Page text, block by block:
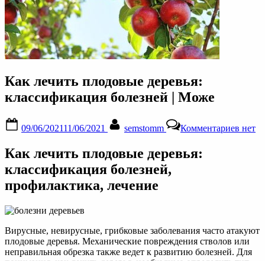
Как лечить плодовые деревья:
классификация болезней | Може
on
09/06/202111/06/2021 semstomm Комментариев нет
Как лечить плодовые деревья:
классификация болезней,
профилактика, лечение
Вирусные, невирусные, грибковые заболевания часто атакуют
плодовые деревья. Механические повреждения стволов или
неправильная обрезка также ведет к развитию болезней. Для